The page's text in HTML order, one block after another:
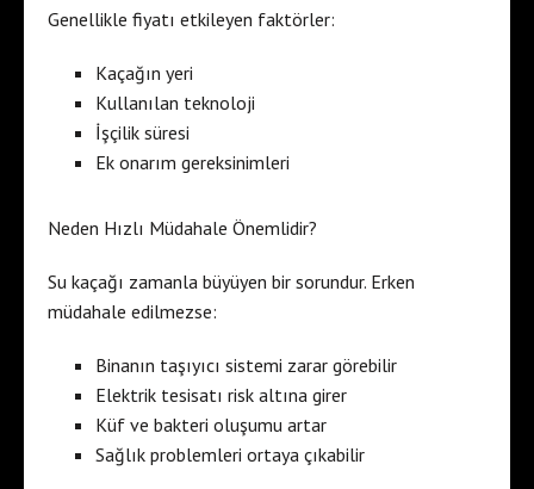
Genellikle fiyatı etkileyen faktörler:
Kaçağın yeri
Kullanılan teknoloji
İşçilik süresi
Ek onarım gereksinimleri
Neden Hızlı Müdahale Önemlidir?
Su kaçağı zamanla büyüyen bir sorundur. Erken
müdahale edilmezse:
Binanın taşıyıcı sistemi zarar görebilir
Elektrik tesisatı risk altına girer
Küf ve bakteri oluşumu artar
Sağlık problemleri ortaya çıkabilir